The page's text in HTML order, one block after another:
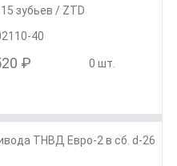
зубьев / ZTD
40
₽ 0 шт.
ТНВД Евро-2 в сб. d-26